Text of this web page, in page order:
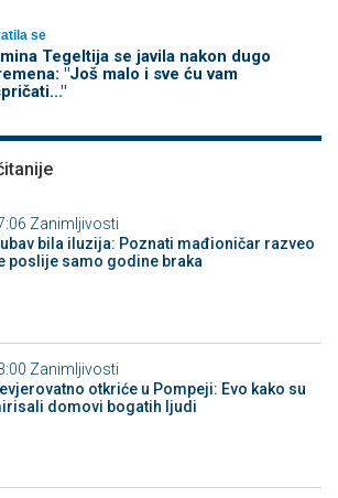
se
Tegeltija se javila nakon dugo
"Još malo i sve ću vam
Zanimljivosti
bila iluzija: Poznati mađioničar razveo
poslije samo godine braka
Zanimljivosti
otkriće u Pompeji: Evo kako su
domovi bogatih ljudi